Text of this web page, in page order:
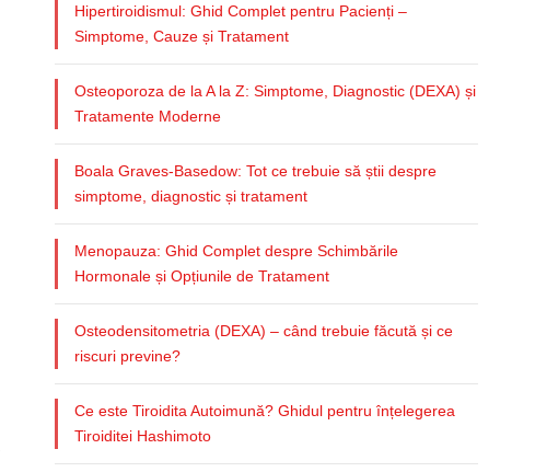
Hipertiroidismul: Ghid Complet pentru Pacienți –
Simptome, Cauze și Tratament
Osteoporoza de la A la Z: Simptome, Diagnostic (DEXA) și
Tratamente Moderne
Boala Graves-Basedow: Tot ce trebuie să știi despre
simptome, diagnostic și tratament
Menopauza: Ghid Complet despre Schimbările
Hormonale și Opțiunile de Tratament
Osteodensitometria (DEXA) – când trebuie făcută și ce
riscuri previne?
Ce este Tiroidita Autoimună? Ghidul pentru înțelegerea
Tiroiditei Hashimoto